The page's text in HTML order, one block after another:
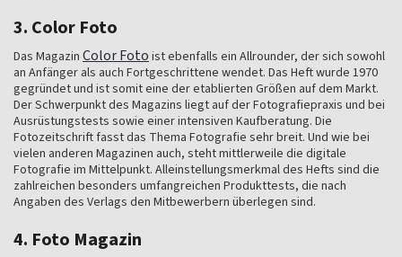
3. Color Foto
Das Magazin Color Foto ist ebenfalls ein Allrounder, der sich sowohl
an Anfänger als auch Fortgeschrittene wendet. Das Heft wurde 1970
gegründet und ist somit eine der etablierten Größen auf dem Markt.
Der Schwerpunkt des Magazins liegt auf der Fotografiepraxis und bei
Ausrüstungstests sowie einer intensiven Kaufberatung. Die
Fotozeitschrift fasst das Thema Fotografie sehr breit. Und wie bei
vielen anderen Magazinen auch, steht mittlerweile die digitale
Fotografie im Mittelpunkt. Alleinstellungsmerkmal des Hefts sind die
zahlreichen besonders umfangreichen Produkttests, die nach
Angaben des Verlags den Mitbewerbern überlegen sind.
4. Foto Magazin